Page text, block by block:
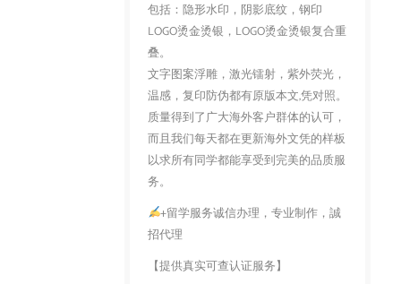
包括：隐形水印，阴影底纹，钢印
LOGO烫金烫银，LOGO烫金烫银复合重
叠。
文字图案浮雕，激光镭射，紫外荧光，
温感，复印防伪都有原版本文,凭对照。
质量得到了广大海外客户群体的认可，
而且我们每天都在更新海外文凭的样板
以求所有同学都能享受到完美的品质服
务。
+留学服务诚信办理，专业制作，誠
招代理
【提供真实可查认证服务】